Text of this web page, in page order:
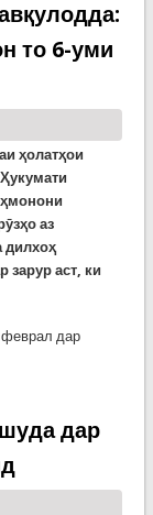
то 6-уми
ҳолатҳои
аз
дилхоҳ
зарур аст, ки
феврал дар
дар